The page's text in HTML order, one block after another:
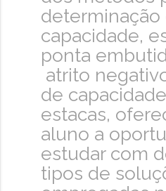
determinação
capacidade,
ponta
atrito
de
estacas,
aluno a
estudar com
tipos de